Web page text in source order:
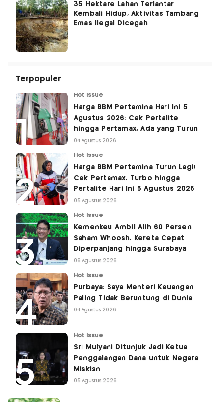
35 Hektare Lahan Terlantar
Kembali Hidup, Aktivitas Tambang
Emas Ilegal Dicegah
Terpopuler
Hot Issue
Harga BBM Pertamina Hari Ini 5
Agustus 2026: Cek Pertalite
hingga Pertamax, Ada yang Turun
04 Agustus 2026
Hot Issue
Harga BBM Pertamina Turun Lagi!
Cek Pertamax, Turbo hingga
Pertalite Hari Ini 6 Agustus 2026
05 Agustus 2026
Hot Issue
Kemenkeu Ambil Alih 60 Persen
Saham Whoosh, Kereta Cepat
Diperpanjang hingga Surabaya
06 Agustus 2026
Hot Issue
Purbaya: Saya Menteri Keuangan
Paling Tidak Beruntung di Dunia
04 Agustus 2026
Hot Issue
Sri Mulyani Ditunjuk Jadi Ketua
Penggalangan Dana untuk Negara
Miskisn
05 Agustus 2026